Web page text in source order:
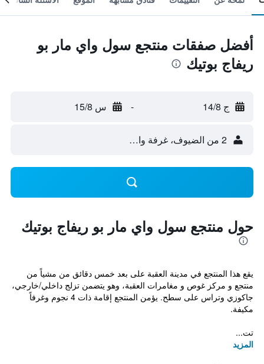
أفضل صفقات منتجع سول واي مار بو
ريفاج بوتيك
ج 14/8 - س 15/8
2 من الضيوف، غرفة واحدة
حول منتجع سول واي مار بو ريفاج بوتيك
يقع هذا المنتجع في مدينة العقبة على بعد خمس دقائق من مشياً من
منتجع و مركز غوص و مغامرات العقبة، وهو يتضمن تزلج داخلي/خارجي،
جاكوزي وتراس على سطح. يؤمن المنتجع إقامة ذات 4 نجوم وغرفاً
مكيفة.
تت...
المزيد